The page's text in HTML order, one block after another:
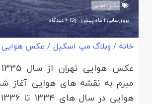
عکس هوایی
بروزرسانی:1 ماه پیش 6دیدگاه
خانه / وبلاگ مپ اسکیل / عکس هوایی
مبرم به نقشه های هوایی